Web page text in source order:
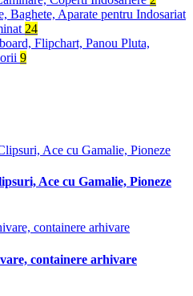
Baghete, Aparate pentru Indosariat
24
Flipchart, Panou Pluta,
9
Ace cu Gamalie, Pioneze
containere arhivare